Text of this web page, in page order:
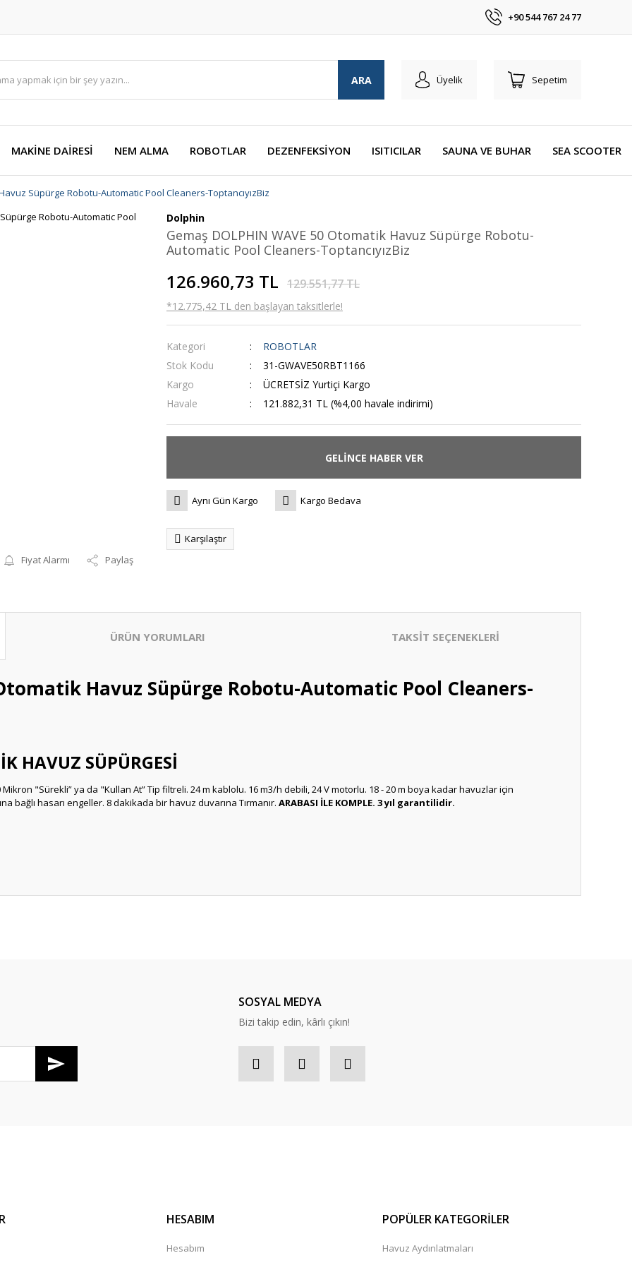
+90 544 767 24 77
ARA Üyelik Sepetim
MAKİNE DAİRESİ NEM ALMA ROBOTLAR DEZENFEKSİYON ISITICILAR SAUNA VE BUHAR SEA SCOOTER
Süpürge Robotu-Automatic Pool Cleaners-ToptancıyızBiz
Fiyat Alarmı Paylaş
Dolphin
Gemaş DOLPHIN WAVE 50 Otomatik Havuz Süpürge Robotu-
Automatic Pool Cleaners-ToptancıyızBiz
126.960,73 TL 129.551,77 TL
*12.775,42 TL den başlayan taksitlerle!
Kategori
ROBOTLAR
Stok Kodu
31-GWAVE50RBT1166
Kargo
ÜCRETSİZ Yurtiçi Kargo
Havale
121.882,31 TL (%4,00 havale indirimi)
GELİNCE HABER VER
Aynı Gün Kargo Kargo Bedava
Karşılaştır
ÜRÜN YORUMLARI TAKSİT SEÇENEKLERİ
Havuz Süpürge Robotu-Automatic Pool Cleaners-
HAVUZ SÜPÜRGESİ
"Sürekli” ya da "Kullan At” Tip filtreli. 24 m kablolu. 16 m3/h debili, 24 V motorlu. 18 - 20 m boya kadar havuzlar için
bağlı hasarı engeller. 8 dakikada bir havuz duvarına Tırmanır. ARABASI İLE KOMPLE. 3 yıl garantilidir.
SOSYAL MEDYA
Bizi takip edin, kârlı çıkın!
HESABIM
Hesabım
POPÜLER KATEGORİLER
Havuz Aydınlatmaları